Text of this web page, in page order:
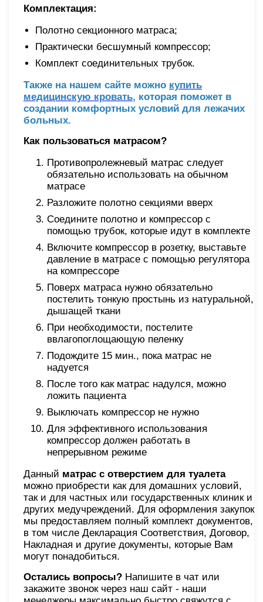
Комплектация:
Полотно секционного матраса;
Практически беcшумный компрессор;
Комплект соединительных трубок.
Также на нашем сайте можно купить
медицинскую кровать, которая поможет в
создании комфортных условий для лежачих
больных.
Как пользоваться матрасом?
Противопролежневый матрас следует
обязательно использовать на обычном
матрасе
Разложите полотно секциями вверх
Соедините полотно и компрессор с
помощью трубок, которые идут в комплекте
Включите компрессор в розетку, выставьте
давление в матрасе с помощью регулятора
на компрессоре
Поверх матраса нужно обязательно
постелить тонкую простынь из натуральной,
дышащей ткани
При необходимости, постелите
ввлагопоглощающую пеленку
Подождите 15 мин., пока матрас не
надуется
После того как матрас надулся, можно
ложить пациента
Выключать компрессор не нужно
Для эффективного использования
компрессор должен работать в
непрерывном режиме
Данный матрас с отверстием для туалета
можно приобрести как для домашних условий,
так и для частных или государственных клиник и
других медучреждений. Для оформления закупок
мы предоставляем полный комплект документов,
в том числе Декларация Соответствия, Договор,
Накладная и другие документы, которые Вам
могут понадобиться.
Остались вопросы? Напишите в чат или
закажите звонок через наш сайт - наши